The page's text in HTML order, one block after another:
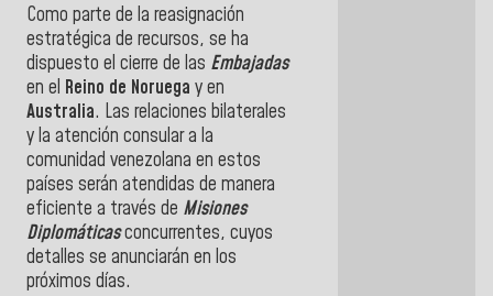
Como parte de la reasignación
estratégica de recursos, se ha
dispuesto el cierre de las Embajadas
en el Reino de Noruega y en
Australia. Las relaciones bilaterales
y la atención consular a la
comunidad venezolana en estos
países serán atendidas de manera
eficiente a través de Misiones
Diplomáticasconcurrentes, cuyos
detalles se anunciarán en los
próximos días.